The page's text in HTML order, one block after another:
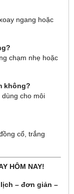
ngang hoặc
chạm nhẹ hoặc
không?
dùng cho môi
cổ, trắng
HÔM NAY!
– đơn giản –